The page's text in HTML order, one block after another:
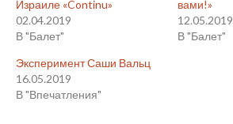
Израиле «Continu»
02.04.2019
В "Балет"
вами!»
12.05.2019
В "Балет"
Эксперимент Саши Вальц
16.05.2019
В "Впечатления"